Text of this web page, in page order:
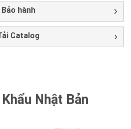
Bảo hành
Catalog
Nhật Bản